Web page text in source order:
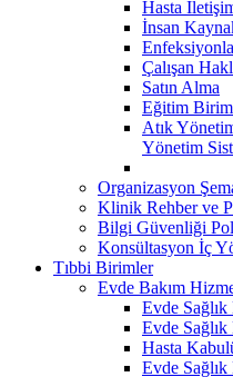
Hasta
İnsan
Çalışan
Satın Alma
Eğitim
Atık
Yönetim
Organizasyon
Klinik Rehber ve
Bilgi Güvenliği
Konsültasyon İç
Tıbbi Birimler
Evde Bakım
Evde
Evde
Hasta
Evde